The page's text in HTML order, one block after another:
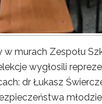
murach Zespołu
wygłosili
dr Łukasz